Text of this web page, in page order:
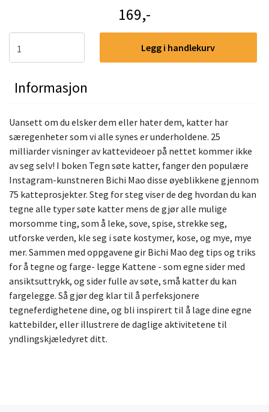
169,-
Legg i handlekurv
Informasjon
Uansett om du elsker dem eller hater dem, katter har
særegenheter som vi alle synes er underholdene. 25
milliarder visninger av kattevideoer på nettet kommer ikke
av seg selv! I boken Tegn søte katter, fanger den populære
Instagram-kunstneren Bichi Mao disse øyeblikkene gjennom
75 katteprosjekter. Steg for steg viser de deg hvordan du kan
tegne alle typer søte katter mens de gjør alle mulige
morsomme ting, som å leke, sove, spise, strekke seg,
utforske verden, kle seg i søte kostymer, kose, og mye, mye
mer. Sammen med oppgavene gir Bichi Mao deg tips og triks
for å tegne og farge- legge Kattene - som egne sider med
ansiktsuttrykk, og sider fulle av søte, små katter du kan
fargelegge. Så gjør deg klar til å perfeksjonere
tegneferdighetene dine, og bli inspirert til å lage dine egne
kattebilder, eller illustrere de daglige aktivitetene til
yndlingskjæledyret ditt.